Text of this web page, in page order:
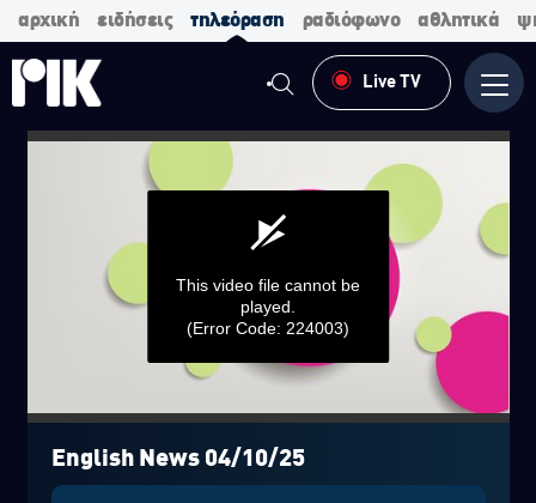
αρχική ειδήσεις τηλεόραση ραδιόφωνο αθλητικά
Live TV
0
seconds
seconds
This video file cannot be
played.
(Error Code: 224003)
English News 04/10/25